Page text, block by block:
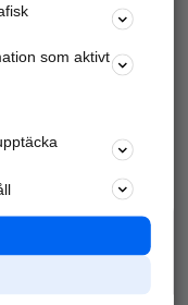
annonsera mot
nära dig.
sökningar
som aktivt